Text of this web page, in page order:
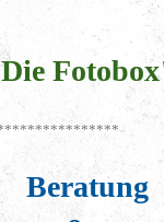
Beratung